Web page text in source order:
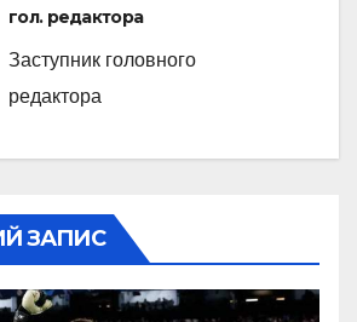
гол. редактора
Заступник головного
редактора
ЗАПИС